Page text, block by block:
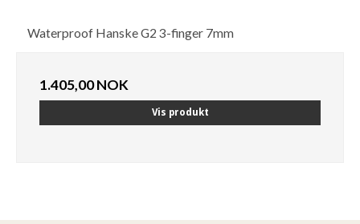
Waterproof Hanske G2 3-finger 7mm
1.405,00 NOK
Vis produkt